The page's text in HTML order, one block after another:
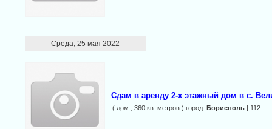
Среда, 25 мая 2022
Сдам в аренду 2-х этажный дом в с.
( дом , 360 кв. метров ) город: Борисполь| 112